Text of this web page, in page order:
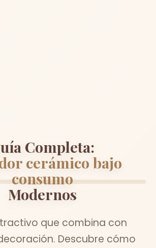
Completa:
cerámico bajo
consumo
Modernos
que combina con
Descubre cómo